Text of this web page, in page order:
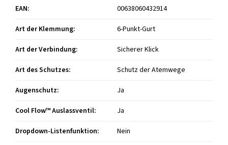
EAN:
00638060432914
Art der Klemmung:
6-Punkt-Gurt
Art der Verbindung:
Sicherer Klick
Art des Schutzes:
Schutz der Atemwege
Augenschutz:
Ja
Cool Flow™ Auslassventil:
Ja
Dropdown-Listenfunktion:
Nein